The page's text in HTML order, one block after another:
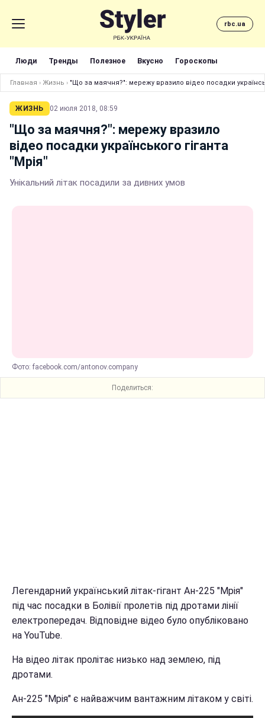
rbc.ua
Люди Тренды Полезное Вкусно Гороскопы
Главная › Жизнь › "Що за маячня?": мережу вразило відео посадки
ЖИЗНЬ 02 июля 2018, 08:59
"Що за маячня?": мережу вразило
відео посадки українського гіганта
"Мрія"
Унікальний літак посадили за дивних умов
Фото: facebook.com/antonov.company
Поделиться:
Легендарний український літак-гігант Ан-225 "Мрія"
під час посадки в Болівії пролетів під дротами лінії
електропередач. Відповідне відео було опубліковано
на YouTube.
На відео літак пролітає низько над землею, під
дротами.
Ан-225 "Мрія" є найважчим вантажним літаком у світі.